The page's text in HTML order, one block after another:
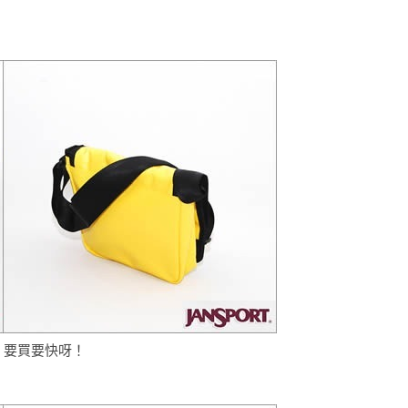
買要快呀！